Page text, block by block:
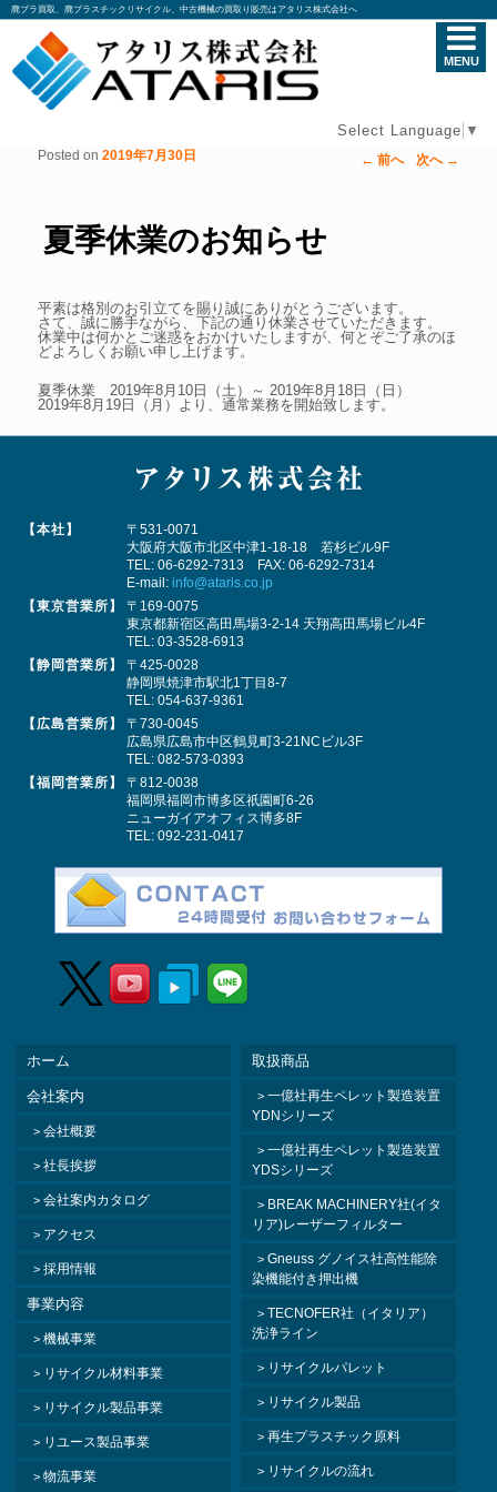
廃プラ買取、廃プラスチックリサイクル、中古機械の買取り販売はアタリス株式会社へ
Select Language ▼
MENU
← 前へ 次へ →
夏季休業のお知らせ
Posted on2019年7月30日
平素は格別のお引立てを賜り誠にありがとうございます。
さて、誠に勝手ながら、下記の通り休業させていただきます。
休業中は何かとご迷惑をおかけいたしますが、何とぞご了承のほ
どよろしくお願い申し上げます。
夏季休業 2019年8月10日（土）～ 2019年8月18日（日）
2019年8月19日（月）より、通常業務を開始致します。
【本社】
〒531-0071
大阪府大阪市北区中津1-18-18 若杉ビル9F
TEL: 06-6292-7313 FAX: 06-6292-7314
E-mail: info@ataris.co.jp
【東京営業所】
〒169-0075
東京都新宿区高田馬場3-2-14 天翔高田馬場ビル4F
TEL: 03-3528-6913
【静岡営業所】
〒425-0028
静岡県焼津市駅北1丁目8-7
TEL: 054-637-9361
【広島営業所】
〒730-0045
広島県広島市中区鶴見町3-21NCビル3F
TEL: 082-573-0393
【福岡営業所】
〒812-0038
福岡県福岡市博多区祇園町6-26
ニューガイアオフィス博多8F
TEL: 092-231-0417
ホーム
会社案内
会社概要
社長挨拶
会社案内カタログ
アクセス
採用情報
事業内容
機械事業
リサイクル材料事業
リサイクル製品事業
リユース製品事業
物流事業
取扱商品
一億社再生ペレット製造装置
YDNシリーズ
一億社再生ペレット製造装置
YDSシリーズ
BREAK MACHINERY社(イタ
リア)レーザーフィルター
Gneuss グノイス社高性能除
染機能付き押出機
TECNOFER社（イタリア）
洗浄ライン
リサイクルパレット
リサイクル製品
再生プラスチック原料
リサイクルの流れ